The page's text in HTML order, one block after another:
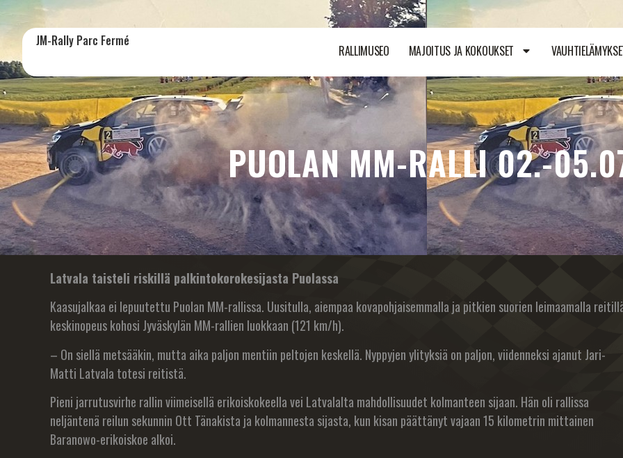
JM-Rally Parc Fermé
RALLIMUSEO MAJOITUS JA KOKOUKSET
PUOLAN MM-RALLI 02.-
Latvala taisteli riskillä palkintokorokesijasta Puolassa
Kaasujalkaa ei lepuutettu Puolan MM-rallissa. Uusitulla, aiempaa kovapohjaisemmalla ja pitkien suorien leimaamalla
keskinopeus kohosi Jyväskylän MM-rallien luokkaan (121 km/h).
– On siellä metsääkin, mutta aika paljon mentiin peltojen keskellä. Nyppyjen ylityksiä on paljon, viidenneksi ajanut Jari-
Matti Latvala totesi reitistä.
Pieni jarrutusvirhe rallin viimeisellä erikoiskokeella vei Latvalalta mahdollisuudet kolmanteen sijaan. Hän oli rallissa
neljäntenä reilun sekunnin Ott Tänakista ja kolmannesta sijasta, kun kisan päättänyt vajaan 15 kilometrin mittainen
Baranowo-erikoiskoe alkoi.